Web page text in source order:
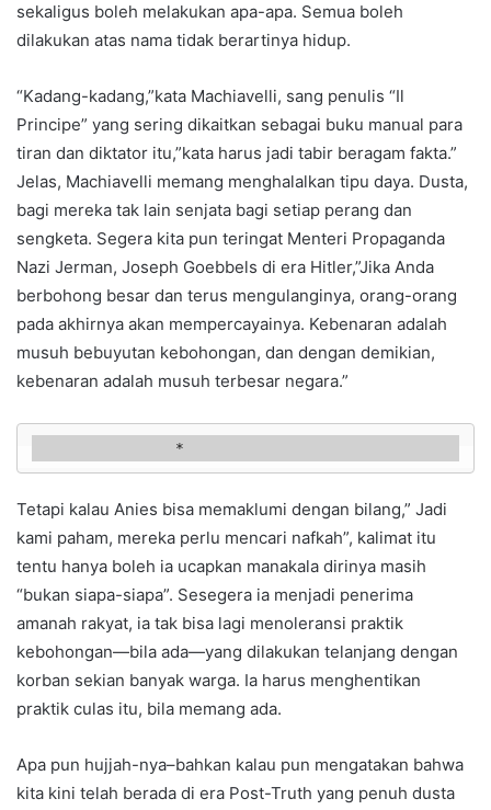
sekaligus boleh melakukan apa-apa. Semua boleh
dilakukan atas nama tidak berartinya hidup.
“Kadang-kadang,”kata Machiavelli, sang penulis “Il
Principe” yang sering dikaitkan sebagai buku manual para
tiran dan diktator itu,”kata harus jadi tabir beragam fakta.”
Jelas, Machiavelli memang menghalalkan tipu daya. Dusta,
bagi mereka tak lain senjata bagi setiap perang dan
sengketa. Segera kita pun teringat Menteri Propaganda
Nazi Jerman, Joseph Goebbels di era Hitler,”Jika Anda
berbohong besar dan terus mengulanginya, orang-orang
pada akhirnya akan mempercayainya. Kebenaran adalah
musuh bebuyutan kebohongan, dan dengan demikian,
kebenaran adalah musuh terbesar negara.”
                *
Tetapi kalau Anies bisa memaklumi dengan bilang,” Jadi
kami paham, mereka perlu mencari nafkah”, kalimat itu
tentu hanya boleh ia ucapkan manakala dirinya masih
“bukan siapa-siapa”. Sesegera ia menjadi penerima
amanah rakyat, ia tak bisa lagi menoleransi praktik
kebohongan—bila ada—yang dilakukan telanjang dengan
korban sekian banyak warga. Ia harus menghentikan
praktik culas itu, bila memang ada.
Apa pun hujjah-nya–bahkan kalau pun mengatakan bahwa
kita kini telah berada di era Post-Truth yang penuh dusta